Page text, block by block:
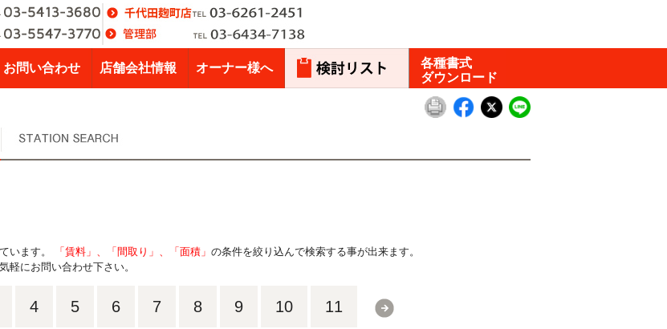
お問い合わせ 店舗会社情報 オーナー様へ
各種書式
ダウンロード
います。 「賃料」、「間取り」、「面積」 の条件を絞り込んで検索する事が出来ます。
軽にお問い合わせ下さい。
4 5 6 7 8 9 10 11